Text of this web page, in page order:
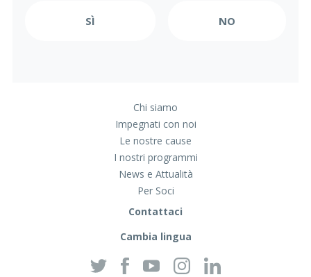
Chi siamo
Impegnati con noi
Le nostre cause
I nostri programmi
News e Attualità
Per Soci
Contattaci
Cambia lingua
TwitterFacebookYouTubeInstagram